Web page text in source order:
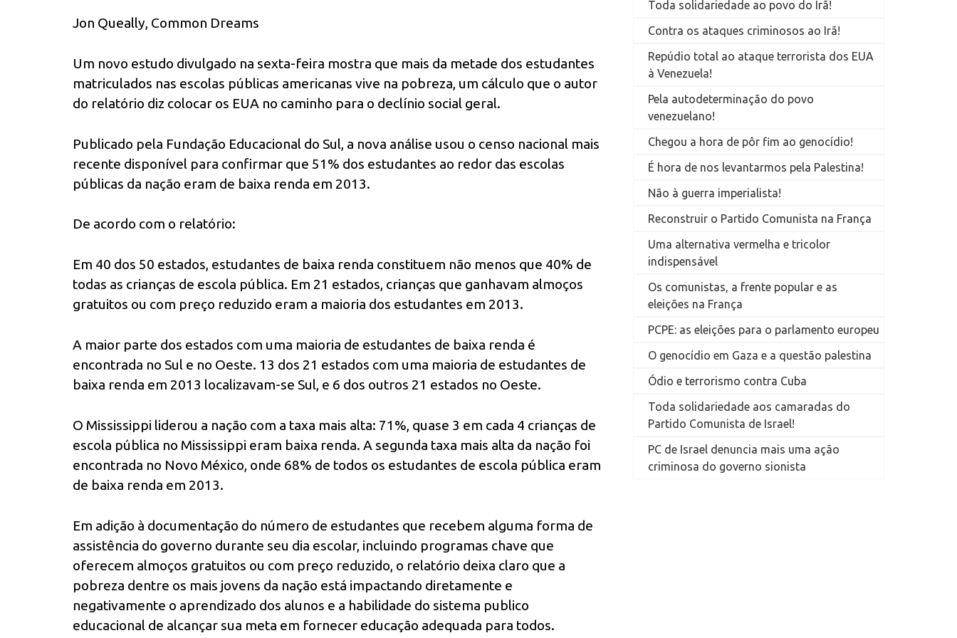
Jon Queally, Common Dreams
Um novo estudo divulgado na sexta-feira mostra que mais da metade dos estudantes
matriculados nas escolas públicas americanas vive na pobreza, um cálculo que o autor
do relatório diz colocar os EUA no caminho para o declínio social geral.
Publicado pela Fundação Educacional do Sul, a nova análise usou o censo nacional mais
recente disponível para confirmar que 51% dos estudantes ao redor das escolas
públicas da nação eram de baixa renda em 2013.
De acordo com o relatório:
Em 40 dos 50 estados, estudantes de baixa renda constituem não menos que 40% de
todas as crianças de escola pública. Em 21 estados, crianças que ganhavam almoços
gratuitos ou com preço reduzido eram a maioria dos estudantes em 2013.
A maior parte dos estados com uma maioria de estudantes de baixa renda é
encontrada no Sul e no Oeste. 13 dos 21 estados com uma maioria de estudantes de
baixa renda em 2013 localizavam-se Sul, e 6 dos outros 21 estados no Oeste.
O Mississippi liderou a nação com a taxa mais alta: 71%, quase 3 em cada 4 crianças de
escola pública no Mississippi eram baixa renda. A segunda taxa mais alta da nação foi
encontrada no Novo México, onde 68% de todos os estudantes de escola pública eram
de baixa renda em 2013.
Em adição à documentação do número de estudantes que recebem alguma forma de
assistência do governo durante seu dia escolar, incluindo programas chave que
oferecem almoços gratuitos ou com preço reduzido, o relatório deixa claro que a
pobreza dentre os mais jovens da nação está impactando diretamente e
negativamente o aprendizado dos alunos e a habilidade do sistema publico
educacional de alcançar sua meta em fornecer educação adequada para todos.
Toda solidariedade ao povo do Irã!
Contra os ataques criminosos ao Irã!
Repúdio total ao ataque terrorista dos EUA
à Venezuela!
Pela autodeterminação do povo
venezuelano!
Chegou a hora de pôr fim ao genocídio!
É hora de nos levantarmos pela Palestina!
Não à guerra imperialista!
Reconstruir o Partido Comunista na França
Uma alternativa vermelha e tricolor
indispensável
Os comunistas, a frente popular e as
eleições na França
PCPE: as eleições para o parlamento europeu
O genocídio em Gaza e a questão palestina
Ódio e terrorismo contra Cuba
Toda solidariedade aos camaradas do
Partido Comunista de Israel!
PC de Israel denuncia mais uma ação
criminosa do governo sionista